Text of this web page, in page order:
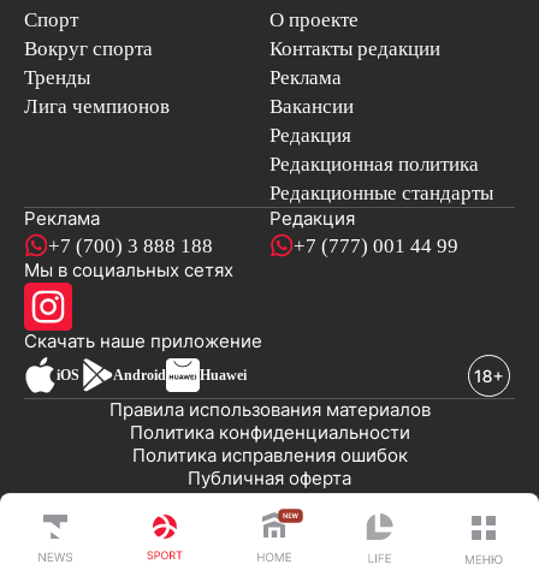
Спорт
Вокруг спорта
Тренды
Лига чемпионов
О проекте
Контакты редакции
Реклама
Вакансии
Редакция
Редакционная политика
Редакционные стандарты
Реклама
+7 (700) 3 888 188
Редакция
+7 (777) 001 44 99
Мы в социальных сетях
Скачать наше приложениеновостей
iOS Android Huawei
Публичная оферта
Политика исправления ошибок
Политика конфиденциальности
Правила использования материалов